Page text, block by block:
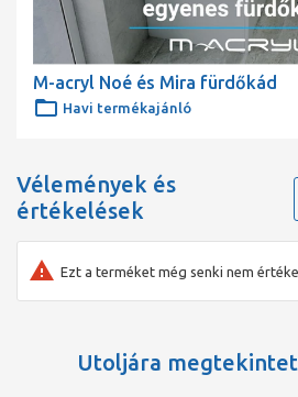
M-acryl Noé és Mira fürdőkád
Havi termékajánló
Vélemények és
értékelések
Ezt a terméket még senki nem
Utoljára